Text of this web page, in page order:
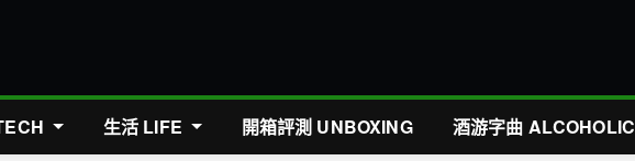
生活 LIFE 開箱評測 UNBOXING 酒游字曲 ALCOHOLIC